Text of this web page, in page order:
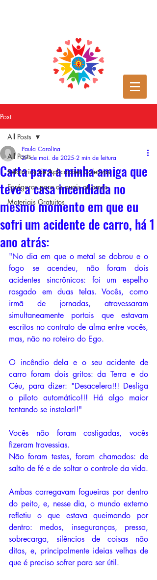
Post
All Posts
Relatórios de Aplicações Coletivas
Egrégoras para as quais atuamos
Materiais Gratuitos
All Posts
Carta para a minha amiga que
teve a casa incendiada no
mesmo momento em que eu
sofri um acidente de carro, há 1
ano atrás:
Paula Carolina
27 de mai. de 2025 2 min de leitura
"No dia em que o metal se dobrou e o
fogo se acendeu, não foram dois
acidentes sincrônicos: foi um espelho
rasgado em duas telas. Vocês, como
irmã de jornadas, atravessaram
simultaneamente portais que estavam
escritos no contrato de alma entre vocês,
mas, não no roteiro do Ego.
O incêndio dela e o seu acidente de
carro foram dois gritos: da Terra e do
Céu, para dizer: "Desacelera!!! Desliga
o piloto automático!!! Há algo maior
tentando se instalar!!"
Vocês não foram castigadas, vocês
fizeram travessias.
Não foram testes, foram chamados: de
salto de fé e de soltar o controle da vida.
Ambas carregavam fogueiras por dentro
do peito, e, nesse dia, o mundo externo
refletiu o que estava queimando por
dentro: medos, inseguranças, pressa,
sobrecarga, silêncios de coisas não
ditas, e, principalmente ideias velhas de
que é preciso sofrer para ser útil.